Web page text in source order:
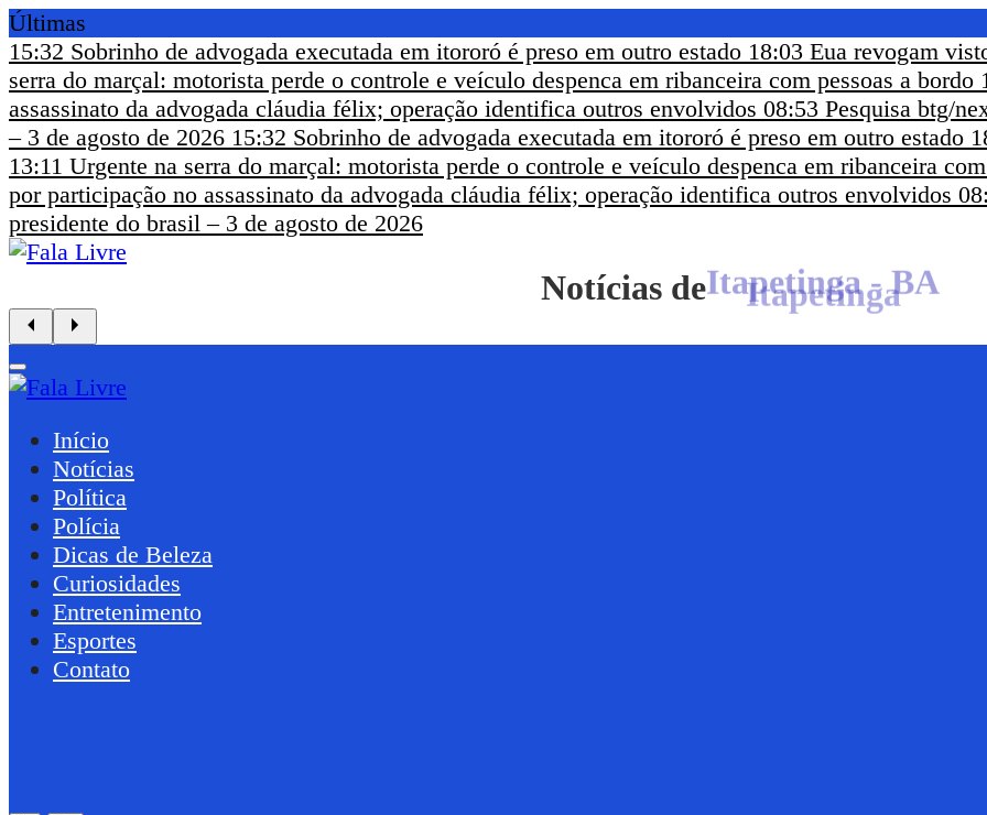
Últimas
15:32 Sobrinho de advogada executada em itororó é preso em outro estado 18:03 Eua revogam
serra do marçal: motorista perde o controle e veículo despenca em ribanceira com pessoas a bordo
assassinato da advogada cláudia félix; operação identifica outros envolvidos 08:53 Pesquisa btg/
– 3 de agosto de 2026 15:32 Sobrinho de advogada executada em itororó é preso em outro estado
13:11 Urgente na serra do marçal: motorista perde o controle e veículo despenca em ribanceira
por participação no assassinato da advogada cláudia félix; operação identifica outros envolvidos
presidente do brasil – 3 de agosto de 2026
Notícias de Itapetinga
Início
Notícias
Política
Polícia
Dicas de Beleza
Curiosidades
Entretenimento
Esportes
Contato